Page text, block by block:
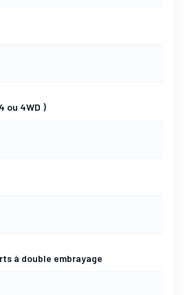
ou 4WD )
à double embrayage